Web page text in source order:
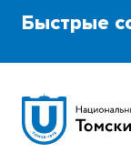
Быстрые
Сибирский